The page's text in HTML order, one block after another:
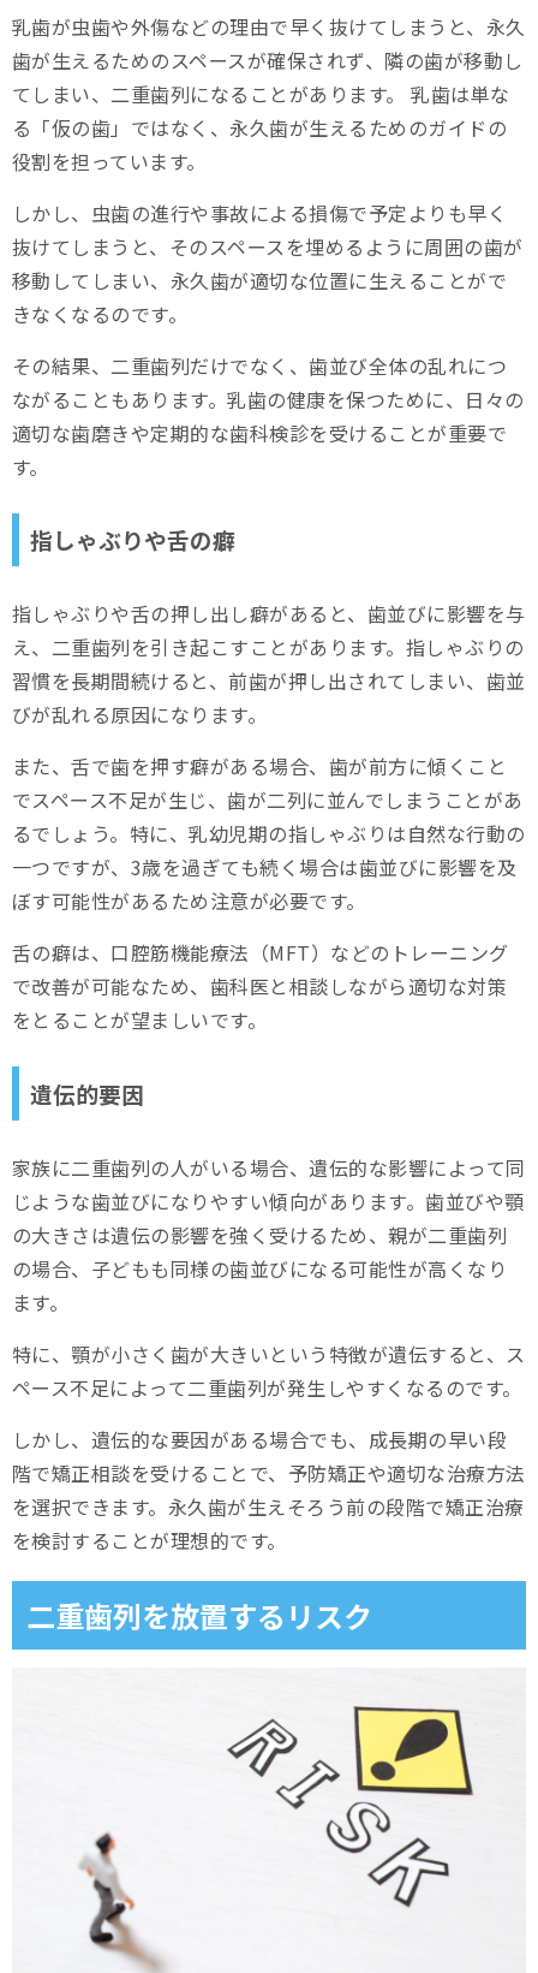
乳歯が虫歯や外傷などの理由で早く抜けてしまうと、永久
歯が生えるためのスペースが確保されず、隣の歯が移動し
てしまい、二重歯列になることがあります。 乳歯は単な
る「仮の歯」ではなく、永久歯が生えるためのガイドの
役割を担っています。
しかし、虫歯の進行や事故による損傷で予定よりも早く
抜けてしまうと、そのスペースを埋めるように周囲の歯が
移動してしまい、永久歯が適切な位置に生えることがで
きなくなるのです。
その結果、二重歯列だけでなく、歯並び全体の乱れにつ
ながることもあります。乳歯の健康を保つために、日々の
適切な歯磨きや定期的な歯科検診を受けることが重要で
す。
指しゃぶりや舌の癖
指しゃぶりや舌の押し出し癖があると、歯並びに影響を与
え、二重歯列を引き起こすことがあります。指しゃぶりの
習慣を長期間続けると、前歯が押し出されてしまい、歯並
びが乱れる原因になります。
また、舌で歯を押す癖がある場合、歯が前方に傾くこと
でスペース不足が生じ、歯が二列に並んでしまうことがあ
るでしょう。特に、乳幼児期の指しゃぶりは自然な行動の
一つですが、3歳を過ぎても続く場合は歯並びに影響を及
ぼす可能性があるため注意が必要です。
舌の癖は、口腔筋機能療法（MFT）などのトレーニング
で改善が可能なため、歯科医と相談しながら適切な対策
をとることが望ましいです。
遺伝的要因
家族に二重歯列の人がいる場合、遺伝的な影響によって同
じような歯並びになりやすい傾向があります。歯並びや顎
の大きさは遺伝の影響を強く受けるため、親が二重歯列
の場合、子どもも同様の歯並びになる可能性が高くなり
ます。
特に、顎が小さく歯が大きいという特徴が遺伝すると、ス
ペース不足によって二重歯列が発生しやすくなるのです。
しかし、遺伝的な要因がある場合でも、成長期の早い段
階で矯正相談を受けることで、予防矯正や適切な治療方法
を選択できます。永久歯が生えそろう前の段階で矯正治療
を検討することが理想的です。
二重歯列を放置するリスク